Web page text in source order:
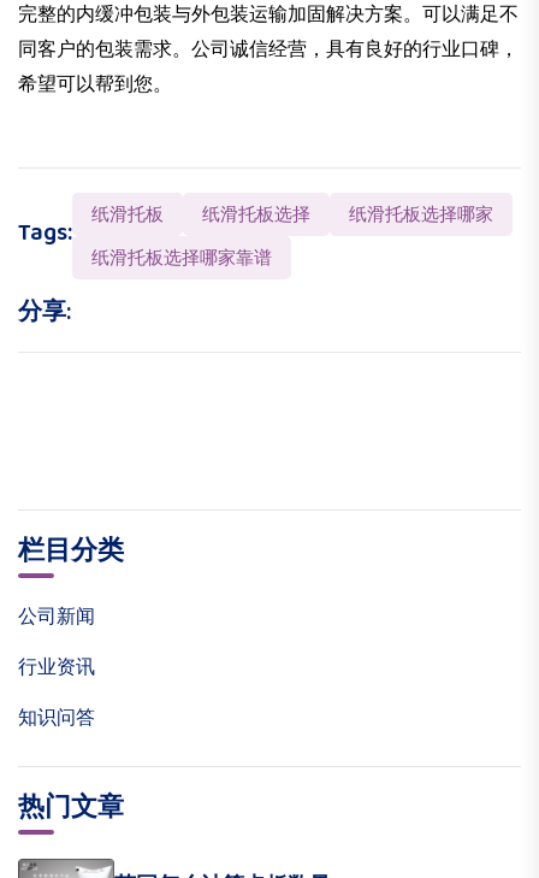
完整的内缓冲包装与外包装运输加固解决方案。可以满足不
同客户的包装需求。公司诚信经营，具有良好的行业口碑，
希望可以帮到您。
Tags: 纸滑托板 纸滑托板选择
纸滑托板选择哪家
纸滑托板选择哪家靠谱
分享:
栏目分类
公司新闻
行业资讯
知识问答
热门文章